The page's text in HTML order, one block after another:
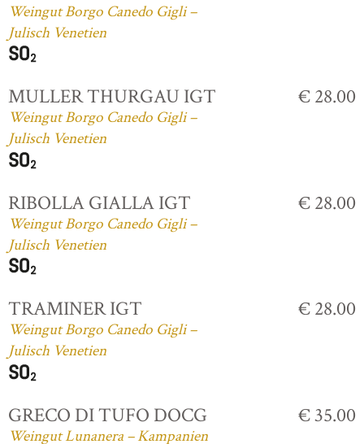
Weingut Borgo Canedo Gigli –
Julisch Venetien
MULLER THURGAU IGT
Weingut Borgo Canedo Gigli –
Julisch Venetien
€ 28.00
RIBOLLA GIALLA IGT
Weingut Borgo Canedo Gigli –
Julisch Venetien
€ 28.00
TRAMINER IGT
Weingut Borgo Canedo Gigli –
Julisch Venetien
€ 28.00
GRECO DI TUFO DOCG
Weingut Lunanera – Kampanien
€ 35.00